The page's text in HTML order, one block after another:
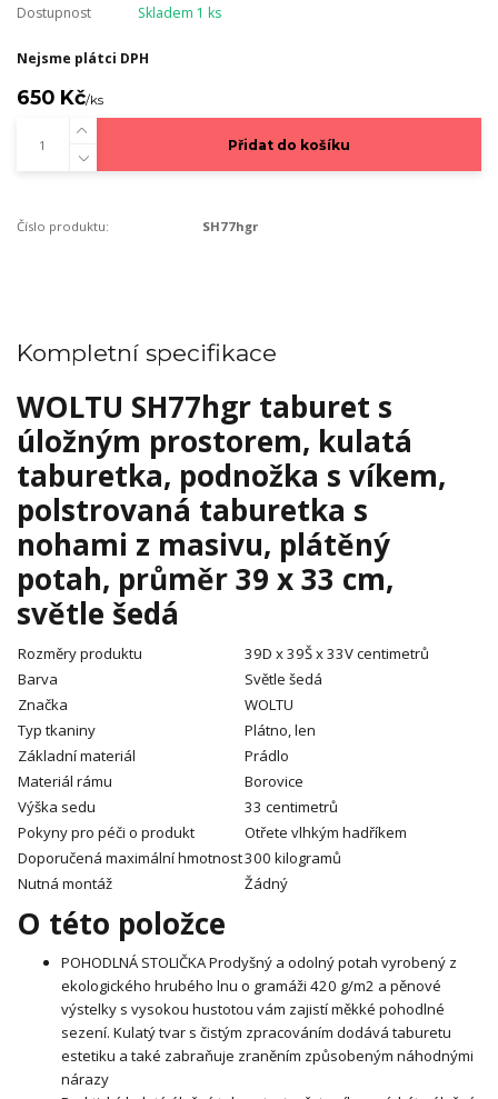
Dostupnost Skladem 1 ks
Nejsme plátci DPH
650 Kč/ks
Přidat do košíku
Číslo produktu: SH77hgr
Kompletní specifikace
WOLTU SH77hgr taburet s
úložným prostorem, kulatá
taburetka, podnožka s víkem,
polstrovaná taburetka s
nohami z masivu, plátěný
potah, průměr 39 x 33 cm,
světle šedá
Rozměry produktu
39D x 39Š x 33V centimetrů
Barva
Světle šedá
Značka
WOLTU
Typ tkaniny
Plátno, len
Základní materiál
Prádlo
Materiál rámu
Borovice
Výška sedu
33 centimetrů
Pokyny pro péči o produkt
Otřete vlhkým hadříkem
Doporučená maximální hmotnost300 kilogramů
Nutná montáž
Žádný
O této položce
POHODLNÁ STOLIČKA Prodyšný a odolný potah vyrobený z
ekologického hrubého lnu o gramáži 420 g/m2 a pěnové
výstelky s vysokou hustotou vám zajistí měkké pohodlné
sezení. Kulatý tvar s čistým zpracováním dodává taburetu
estetiku a také zabraňuje zraněním způsobeným náhodnými
nárazy